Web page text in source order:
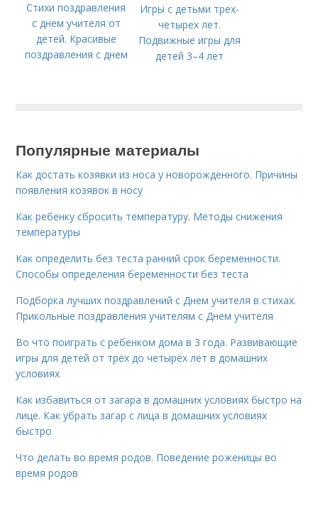
Стихи поздравления
с днем учителя от
детей. Красивые
поздравления с днем
Игры с детьми трех-
четырех лет.
Подвижные игры для
детей 3–4 лет
Популярные материалы
Как достать козявки из носа у новорожденного. Причины
появления козявок в носу
Как ребенку сбросить температуру. Методы снижения
температуры
Как определить без теста ранний срок беременности.
Способы определения беременности без теста
Подборка лучших поздравлений с Днем учителя в стихах.
Прикольные поздравления учителям с Днем учителя
Во что поиграть с ребенком дома в 3 года. Развивающие
игры для детей от трёх до четырёх лет в домашних
условиях
Как избавиться от загара в домашних условиях быстро на
лице. Как убрать загар с лица в домашних условиях
быстро
Что делать во время родов. Поведение роженицы во
время родов